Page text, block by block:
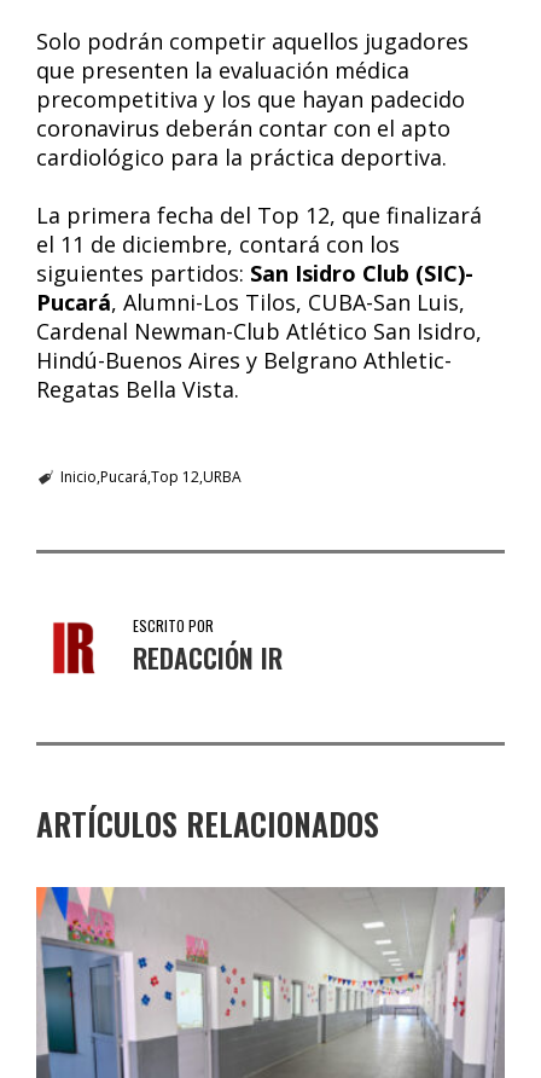
Solo podrán competir aquellos jugadores
que presenten la evaluación médica
precompetitiva y los que hayan padecido
coronavirus deberán contar con el apto
cardiológico para la práctica deportiva.
La primera fecha del Top 12, que finalizará
el 11 de diciembre, contará con los
siguientes partidos: San Isidro Club (SIC)-
Pucará, Alumni-Los Tilos, CUBA-San Luis,
Cardenal Newman-Club Atlético San Isidro,
Hindú-Buenos Aires y Belgrano Athletic-
Regatas Bella Vista.
Inicio Pucará Top 12URBA
ESCRITO POR
REDACCIÓN IR
ARTÍCULOS RELACIONADOS